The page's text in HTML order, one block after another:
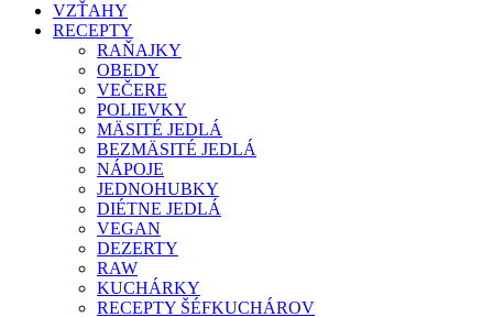
VZŤAHY
RECEPTY
RAŇAJKY
OBEDY
VEČERE
POLIEVKY
MÄSITÉ JEDLÁ
BEZMÄSITÉ JEDLÁ
NÁPOJE
JEDNOHUBKY
DIÉTNE JEDLÁ
VEGAN
DEZERTY
RAW
KUCHÁRKY
RECEPTY ŠÉFKUCHÁROV